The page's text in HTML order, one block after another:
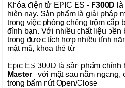
Khóa điện tử EPIC ES - F300D
hiện nay. Sản phẩm là giải pháp
trong việc phòng chống trộm cắp
đình bạn. Với nhiều chất liệu bền
trọng được tích hợp nhiều tính
mật mã, khóa thẻ từ
Epic ES 300D là sản phẩm chính
Master
với mặt sau nằm ngang,
trong bấm nút Open/Close